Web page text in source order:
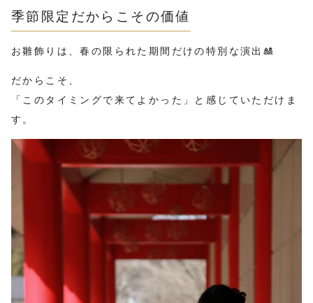
季節限定だからこその価値
お雛飾りは、春の限られた期間だけの特別な演出🎎
だからこそ、
「このタイミングで来てよかった」と感じていただけま
す。